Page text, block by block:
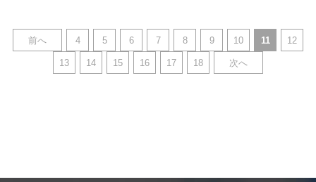
前へ 4 5 6 7 8 9 10 11 12
13 14 15 16 17 18 次へ